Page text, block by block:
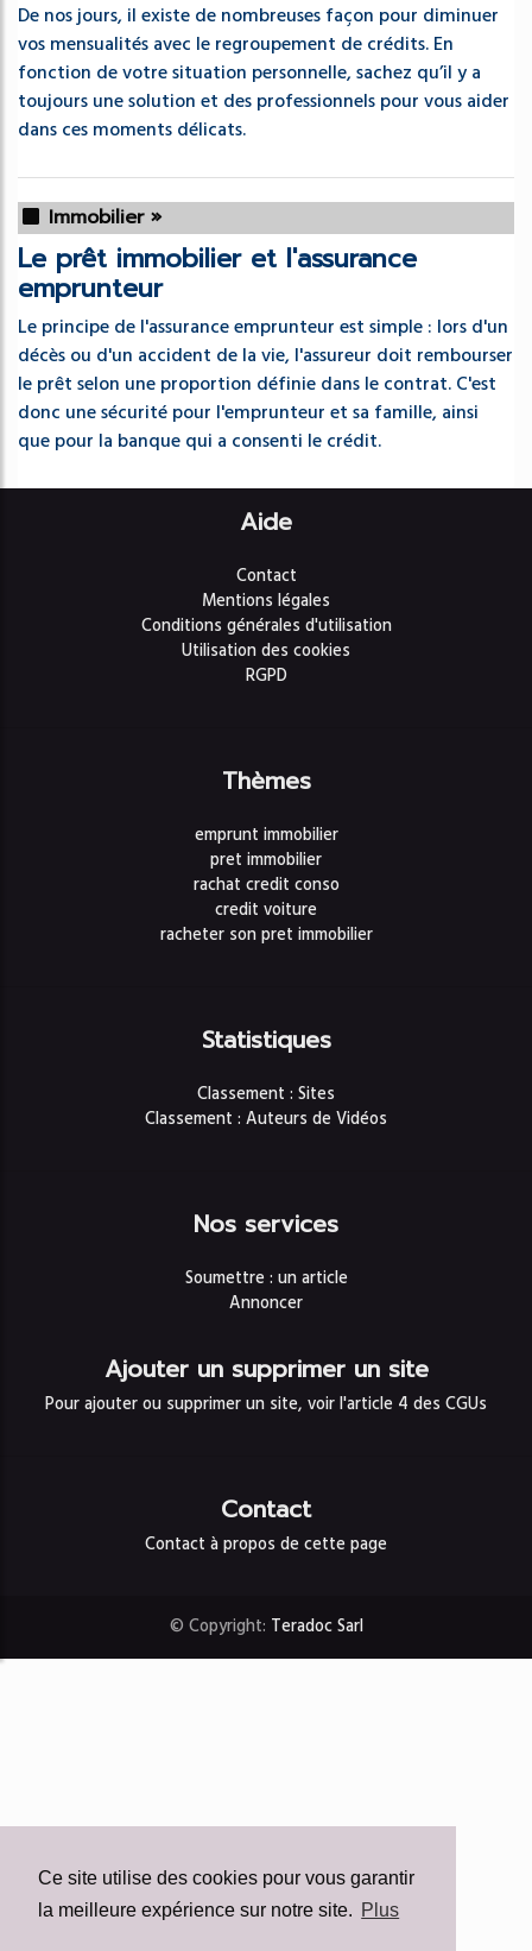
Ce site utilise des cookies pour vous garantir
la meilleure expérience sur notre site. Plus
De nos jours, il existe de nombreuses façon pour diminuer
vos mensualités avec le regroupement de crédits. En
fonction de votre situation personnelle, sachez qu’il y a
toujours une solution et des professionnels pour vous aider
dans ces moments délicats.
Immobilier »
Le prêt immobilier et l'assurance
emprunteur
Le principe de l'assurance emprunteur est simple : lors d'un
décès ou d'un accident de la vie, l'assureur doit rembourser
le prêt selon une proportion définie dans le contrat. C'est
donc une sécurité pour l'emprunteur et sa famille, ainsi
que pour la banque qui a consenti le crédit.
Aide
Contact
Mentions légales
Conditions générales d'utilisation
Utilisation des cookies
RGPD
Thèmes
emprunt immobilier
pret immobilier
rachat credit conso
credit voiture
racheter son pret immobilier
Statistiques
Classement : Sites
Classement : Auteurs de Vidéos
Nos services
Soumettre : un article
Annoncer
Ajouter un supprimer un site
Pour ajouter ou supprimer un site, voir l'article 4 des CGUs
Contact
Contact à propos de cette page
© Copyright: Teradoc Sarl